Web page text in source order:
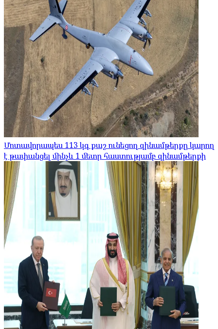
Մոտավորապես 113 կգ քաշ ունեցող զինամթերքը կարող
է թափանցել մինչև 1 մետր հաստությամբ զինամթերքի